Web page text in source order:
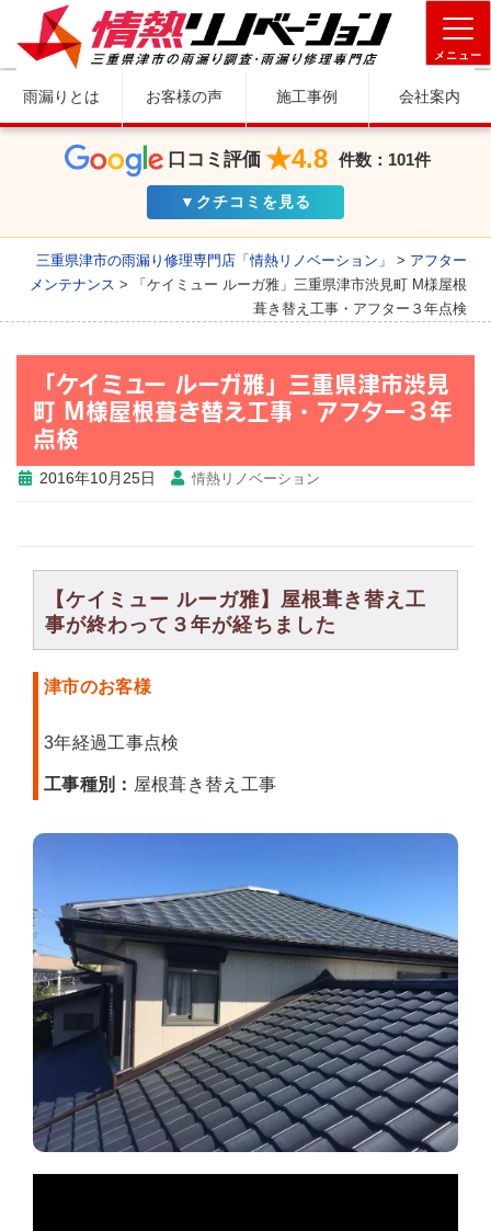
メニュー
雨漏りとは お客様の声 施工事例 会社案内
口コミ評価 ★4.8 件数：101件
▼クチコミを見る
三重県津市の雨漏り修理専門店「情熱リノベーション」 > アフター
メンテナンス >
「ケイミュー ルーガ雅」三重県津市渋見町 M様屋根
葺き替え工事・アフター３年点検
「ケイミュー ルーガ雅」三重県津市渋見
町 M様屋根葺き替え工事・アフター３年
点検
2016年10月25日 情熱リノベーション
【ケイミュー ルーガ雅】屋根葺き替え工
事が終わって３年が経ちました
津市のお客様
3年経過工事点検
工事種別： 屋根葺き替え工事